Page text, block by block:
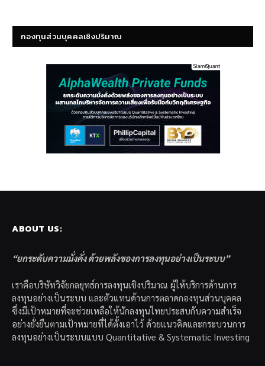
กองทุนส่วนบุคคลเชิงปริมาณ
ABOUT US:
“ยกระดับความมั่งคั่ง ด้วยพลังของการลงทุนอย่างเป็นระบบ”
เราคือบริษัทวิจัยกลยุทธ์การลงทุนเชิงปริมาณ ผู้ให้บริการด้านการ
ลงทุนอย่างเป็นระบบ และตัวแทนด้านการตลาดกองทุนส่วนบุคคล
ซึ่งมีเป้าหมายที่จะช่วยเหลือให้นักลงทุนไทยประสบกับความสำเร็จ
อย่างยั่งยืนตามเป้าหมายที่ได้ตั้งเอาไว้ ด้วยแนวคิดและกระบวนการ
ลงทุนอย่างเป็นระบบแบบ Quantitative & Systematic Investing